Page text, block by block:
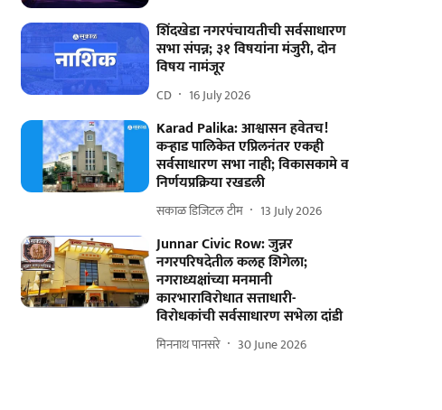
शिंदखेडा नगरपंचायतीची सर्वसाधारण
सभा संपन्न; ३१ विषयांना मंजुरी, दोन
विषय नामंजूर
CD 16 July 2026
Karad Palika: आश्वासन हवेतच!
कऱ्हाड पालिकेत एप्रिलनंतर एकही
सर्वसाधारण सभा नाही; विकासकामे व
निर्णयप्रक्रिया रखडली
सकाळ डिजिटल टीम 13 July 2026
Junnar Civic Row: जुन्नर
नगरपरिषदेतील कलह शिगेला;
नगराध्यक्षांच्या मनमानी
कारभाराविरोधात सत्ताधारी-
विरोधकांची सर्वसाधारण सभेला दांडी
मिननाथ पानसरे 30 June 2026